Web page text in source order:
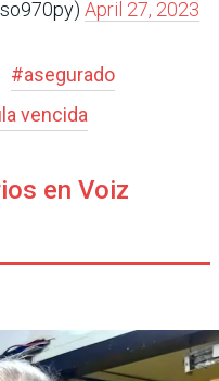
April 27, 2023
#asegurado
vencida
en Voiz